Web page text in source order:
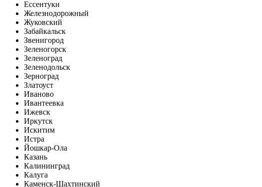
Ессентуки
Железнодорожный
Жуковский
Забайкальск
Звенигород
Зеленогорск
Зеленоград
Зеленодольск
Зерноград
Златоуст
Иваново
Ивантеевка
Ижевск
Иркутск
Искитим
Истра
Йошкар-Ола
Казань
Калининград
Калуга
Каменск-Шахтинский